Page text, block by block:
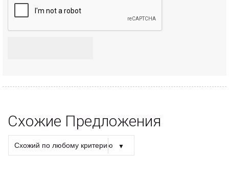
Схожие Предложения
Схожий по любому критерию